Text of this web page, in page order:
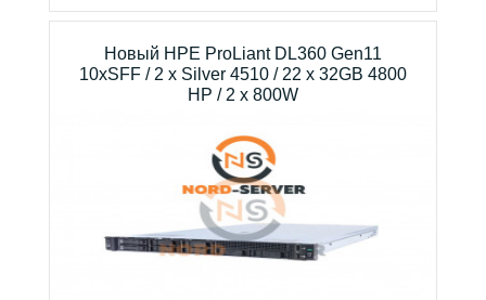
Новый HPE ProLiant DL360 Gen11
10xSFF / 2 x Silver 4510 / 22 x 32GB 4800
HP / 2 x 800W